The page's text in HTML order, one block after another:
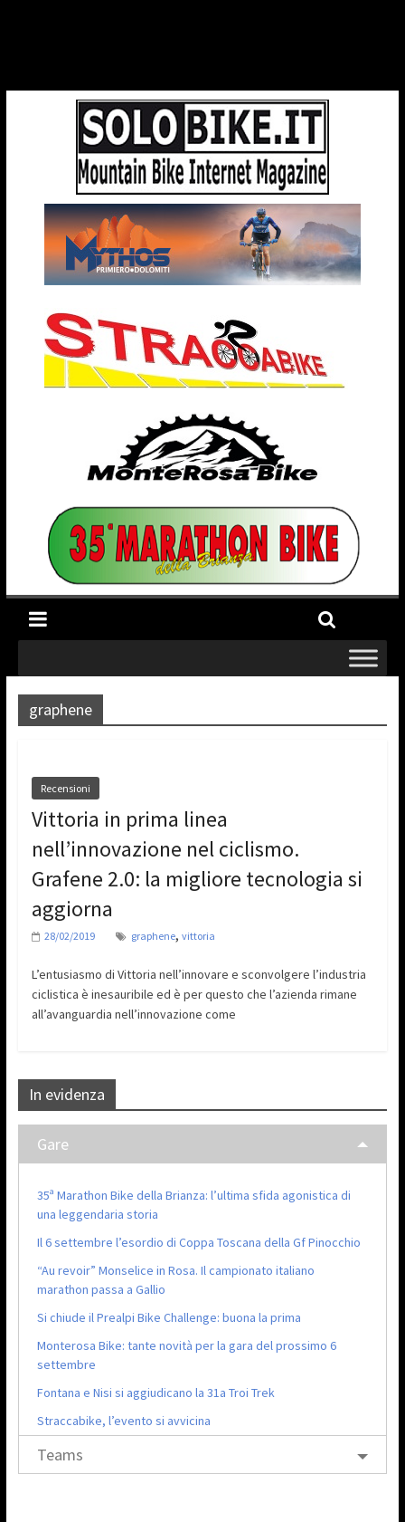
graphene
Recensioni
Vittoria in prima linea
nell’innovazione nel ciclismo.
Grafene 2.0: la migliore tecnologia si
aggiorna
28/02/2019 graphene, vittoria
L’entusiasmo di Vittoria nell’innovare e sconvolgere l’industria
ciclistica è inesauribile ed è per questo che l’azienda rimane
all’avanguardia nell’innovazione come
In evidenza
Gare
35ª Marathon Bike della Brianza: l’ultima sfida agonistica di
una leggendaria storia
Il 6 settembre l’esordio di Coppa Toscana della Gf Pinocchio
“Au revoir” Monselice in Rosa. Il campionato italiano
marathon passa a Gallio
Si chiude il Prealpi Bike Challenge: buona la prima
Monterosa Bike: tante novità per la gara del prossimo 6
settembre
Fontana e Nisi si aggiudicano la 31a Troi Trek
Straccabike, l’evento si avvicina
Teams